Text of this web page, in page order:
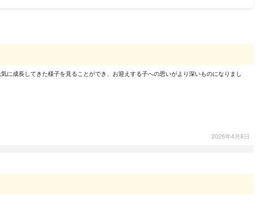
成長してきた様子を見ることができ、お迎えする子への思いがより深いものになりまし
2026年4月8日